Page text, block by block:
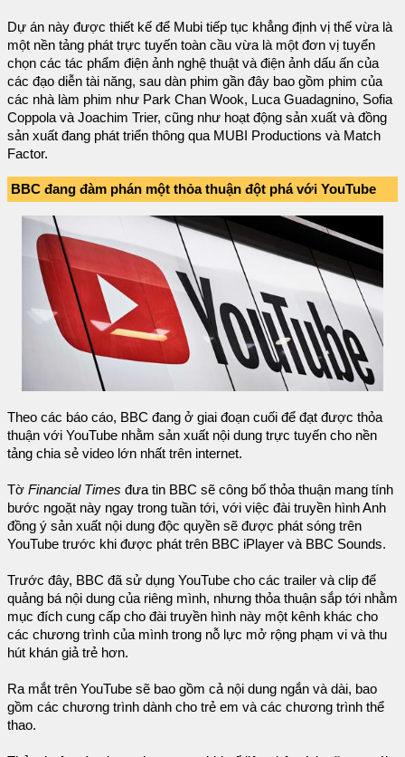
Dự án này được thiết kế để Mubi tiếp tục khẳng định vị thế vừa là
một nền tảng phát trực tuyến toàn cầu vừa là một đơn vị tuyển
chọn các tác phẩm điện ảnh nghệ thuật và điện ảnh dấu ấn của
các đạo diễn tài năng, sau dàn phim gần đây bao gồm phim của
các nhà làm phim như Park Chan Wook, Luca Guadagnino, Sofia
Coppola và Joachim Trier, cũng như hoạt động sản xuất và đồng
sản xuất đang phát triển thông qua MUBI Productions và Match
Factor.
BBC đang đàm phán một thỏa thuận đột phá với YouTube
Theo các báo cáo, BBC đang ở giai đoạn cuối để đạt được thỏa
thuận với YouTube nhằm sản xuất nội dung trực tuyến cho nền
tảng chia sẻ video lớn nhất trên internet.
Tờ Financial Times đưa tin BBC sẽ công bố thỏa thuận mang tính
bước ngoặt này ngay trong tuần tới, với việc đài truyền hình Anh
đồng ý sản xuất nội dung độc quyền sẽ được phát sóng trên
YouTube trước khi được phát trên BBC iPlayer và BBC Sounds.
Trước đây, BBC đã sử dụng YouTube cho các trailer và clip để
quảng bá nội dung của riêng mình, nhưng thỏa thuận sắp tới nhằm
mục đích cung cấp cho đài truyền hình này một kênh khác cho
các chương trình của mình trong nỗ lực mở rộng phạm vi và thu
hút khán giả trẻ hơn.
Ra mắt trên YouTube sẽ bao gồm cả nội dung ngắn và dài, bao
gồm các chương trình dành cho trẻ em và các chương trình thể
thao.